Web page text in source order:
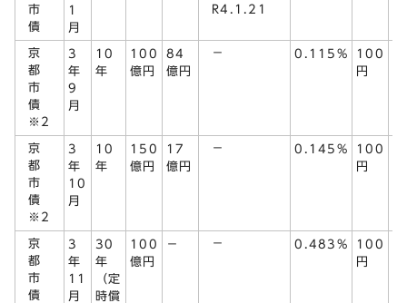
市
債
1
月
R4.1.21
京
都
市
債
※2
3
年
9
月
10
年
100
億円
84
億円
－ 0.115%
100
円
京
都
市
債
※2
3
年
10
月
10
年
150
億円
17
億円
－ 0.145%
100
円
京
都
市
債
3
年
11
月
30
年
（定
時償
100
億円
－ － 0.483%
100
円